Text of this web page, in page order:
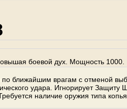
боевой дух. Мощность 1000.
ближайшим врагам с отменой
удара. Игнорирует Защиту
наличие оружия типа